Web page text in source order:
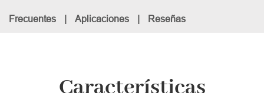
Frecuentes | Aplicaciones | Reseñas